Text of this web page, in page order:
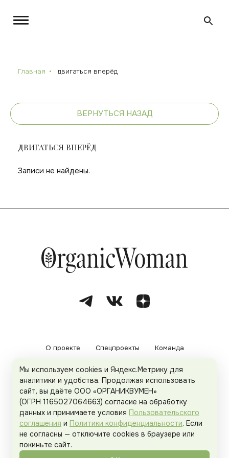
Главная двигаться вперёд
ВЕРНУТЬСЯ НАЗАД
ДВИГАТЬСЯ ВПЕРЁД
Записи не найдены.
О проекте Спецпроекты Команда
Рекламодателям Политика конфиденциальности
Пользовательское соглашение
Organicwoman.ru . Все права защищены.
Мы используем cookies и Яндекс.Метрику для
аналитики и удобства. Продолжая использовать
сайт, вы даёте ООО «ОРГАНИКВУМЕН»
(ОГРН 1165027064663) согласие на обработку
данных и принимаете условия Пользовательского
соглашения и Политики конфиденциальности. Если
не согласны — отключите cookies в браузере или
покиньте сайт.